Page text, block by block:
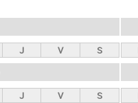
J V S
J V S